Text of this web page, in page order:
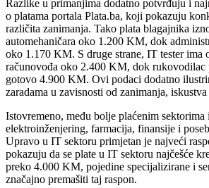
Razlike u primanjima dodatno potvrđuju i
o platama portala Plata.ba, koji pokazuju
različita zanimanja. Tako plata blagajnika
automehaničara oko 1.200 KM, dok
oko 1.170 KM. S druge strane, IT tester
računovođa oko 2.400 KM, dok rukovodilac
gotovo 4.900 KM. Ovi podaci dodatno
zaradama u zavisnosti od zanimanja,
Istovremeno, među bolje plaćenim sektorima
elektroinženjering, farmacija, finansije i
Upravo u IT sektoru primjetan je najveći
pokazuju da se plate u IT sektoru najčešće
preko 4.000 KM, pojedine specijalizirane i
značajno premašiti taj raspon.